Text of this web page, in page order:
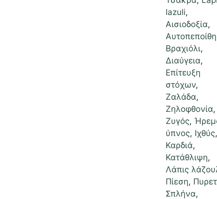
lazuli,
Αισιοδοξία,
Βραχιόλι,
Διαύγεια,
Επίτευξη
στόχων,
Ζαλάδα,
Ζηλοφθονία,
Ζυγός,
ύπνος, Ιχθύς,
Καρδιά,
Κατάθλιψη,
Λάπις
Πίεση,
Σπλήνα,